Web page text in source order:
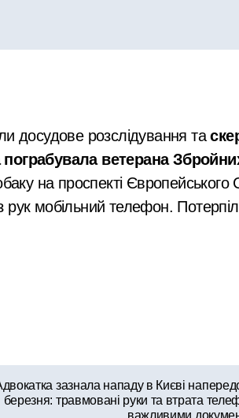
його спільник напали на
що займалася вивезенням
досудове розслідування та
ветерана
на проспекті Європейського
рук мобільний телефон.
зазнала нападу в Києві
березня: травмовані руки та втрата